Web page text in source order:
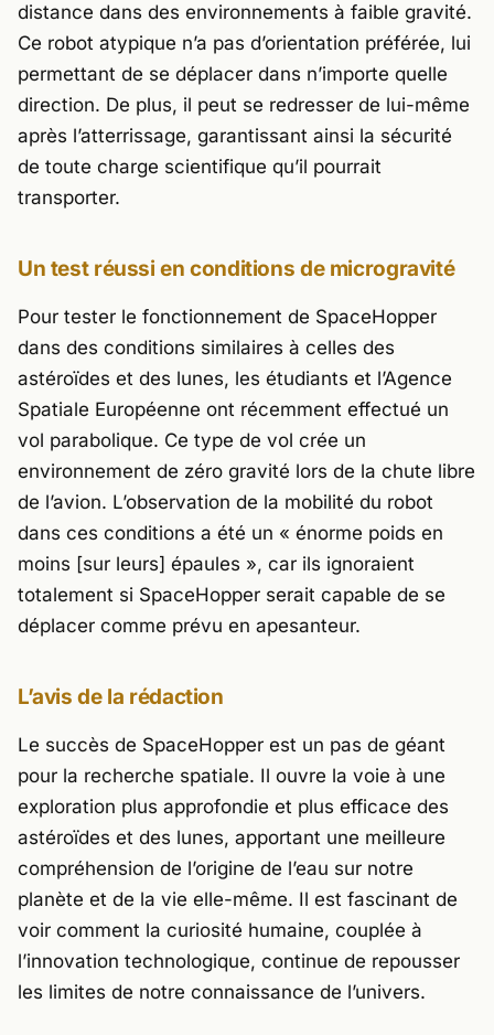
distance dans des environnements à faible gravité.
Ce robot atypique n’a pas d’orientation préférée, lui
permettant de se déplacer dans n’importe quelle
direction. De plus, il peut se redresser de lui-même
après l’atterrissage, garantissant ainsi la sécurité
de toute charge scientifique qu’il pourrait
transporter.
Un test réussi en conditions de microgravité
Pour tester le fonctionnement de SpaceHopper
dans des conditions similaires à celles des
astéroïdes et des lunes, les étudiants et l’Agence
Spatiale Européenne ont récemment effectué un
vol parabolique. Ce type de vol crée un
environnement de zéro gravité lors de la chute libre
de l’avion. L’observation de la mobilité du robot
dans ces conditions a été un « énorme poids en
moins [sur leurs] épaules », car ils ignoraient
totalement si SpaceHopper serait capable de se
déplacer comme prévu en apesanteur.
L’avis de la rédaction
Le succès de SpaceHopper est un pas de géant
pour la recherche spatiale. Il ouvre la voie à une
exploration plus approfondie et plus efficace des
astéroïdes et des lunes, apportant une meilleure
compréhension de l’origine de l’eau sur notre
planète et de la vie elle-même. Il est fascinant de
voir comment la curiosité humaine, couplée à
l’innovation technologique, continue de repousser
les limites de notre connaissance de l’univers.